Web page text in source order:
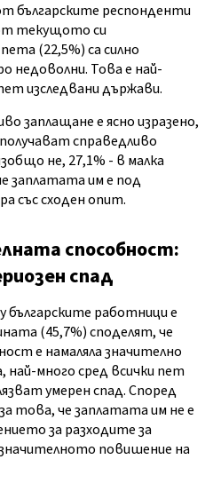
българските респонденти
текущото си
(22,5%) са силно
недоволни. Това е най-
изследвани държави.
заплащане е ясно изразено,
справедливо
не, 27,1% - в малка
заплатата им е под
със сходен опит.
способност:
спад
българските работници е
(45,7%) споделят, че
е намаляла значително
най-много сред всички пет
умерен спад. Според
това, че заплатата им не е
за разходите за
повишение на